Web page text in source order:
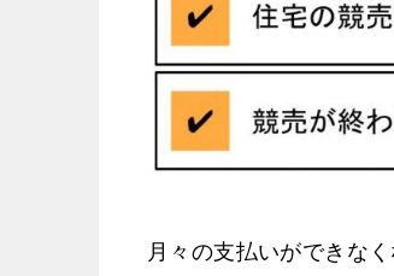
月々の支払いができな